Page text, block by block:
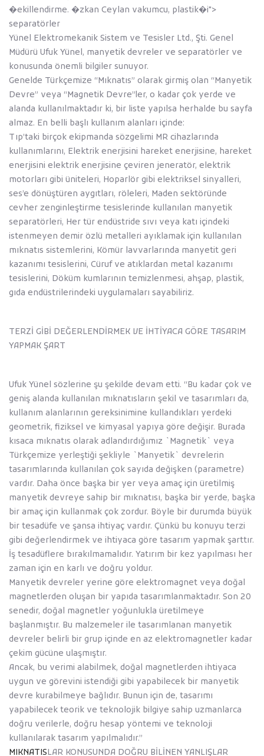
�ekillendirme. �zkan Ceylan vakumcu, plastik�i">
separatörler
Yünel Elektromekanik Sistem ve Tesisler Ltd., Şti. Genel
Müdürü Ufuk Yünel, manyetik devreler ve separatörler ve
konusunda önemli bilgiler sunuyor.
Genelde Türkçemize “Mıknatıs” olarak girmiş olan “Manyetik
Devre” veya “Magnetik Devre”ler, o kadar çok yerde ve
alanda kullanılmaktadır ki, bir liste yapılsa herhalde bu sayfa
almaz. En belli başlı kullanım alanları içinde:
Tıp’taki birçok ekipmanda sözgelimi MR cihazlarında
kullanımlarını, Elektrik enerjisini hareket enerjisine, hareket
enerjisini elektrik enerjisine çeviren jeneratör, elektrik
motorları gibi üniteleri, Hoparlör gibi elektriksel sinyalleri,
ses’e dönüştüren aygıtları, röleleri, Maden sektöründe
cevher zenginleştirme tesislerinde kullanılan manyetik
separatörleri, Her tür endüstride sıvı veya katı içindeki
istenmeyen demir özlü metalleri ayıklamak için kullanılan
mıknatıs sistemlerini, Kömür lavvarlarında manyetit geri
kazanımı tesislerini, Cüruf ve atıklardan metal kazanımı
tesislerini, Döküm kumlarının temizlenmesi, ahşap, plastik,
gıda endüstrilerindeki uygulamaları sayabiliriz.
TERZİ GİBİ DEĞERLENDİRMEK VE İHTİYACA GÖRE TASARIM
YAPMAK ŞART
Ufuk Yünel sözlerine şu şekilde devam etti. ‘‘Bu kadar çok ve
geniş alanda kullanılan mıknatısların şekil ve tasarımları da,
kullanım alanlarının gereksinimine kullandıkları yerdeki
geometrik, fiziksel ve kimyasal yapıya göre değişir. Burada
kısaca mıknatıs olarak adlandırdığımız `Magnetik` veya
Türkçemize yerleştiği şekliyle `Manyetik` devrelerin
tasarımlarında kullanılan çok sayıda değişken (parametre)
vardır. Daha önce başka bir yer veya amaç için üretilmiş
manyetik devreye sahip bir mıknatısı, başka bir yerde, başka
bir amaç için kullanmak çok zordur. Böyle bir durumda büyük
bir tesadüfe ve şansa ihtiyaç vardır. Çünkü bu konuyu terzi
gibi değerlendirmek ve ihtiyaca göre tasarım yapmak şarttır.
İş tesadüflere bırakılmamalıdır. Yatırım bir kez yapılması her
zaman için en karlı ve doğru yoldur.
Manyetik devreler yerine göre elektromagnet veya doğal
magnetlerden oluşan bir yapıda tasarımlanmaktadır. Son 20
senedir, doğal magnetler yoğunlukla üretilmeye
başlanmıştır. Bu malzemeler ile tasarımlanan manyetik
devreler belirli bir grup içinde en az elektromagnetler kadar
çekim gücüne ulaşmıştır.
Ancak, bu verimi alabilmek, doğal magnetlerden ihtiyaca
uygun ve görevini istendiği gibi yapabilecek bir manyetik
devre kurabilmeye bağlıdır. Bunun için de, tasarımı
yapabilecek teorik ve teknolojik bilgiye sahip uzmanlarca
doğru verilerle, doğru hesap yöntemi ve teknoloji
kullanılarak tasarım yapılmalıdır.’’
MIKNATISLAR KONUSUNDA DOĞRU BİLİNEN YANLIŞLAR